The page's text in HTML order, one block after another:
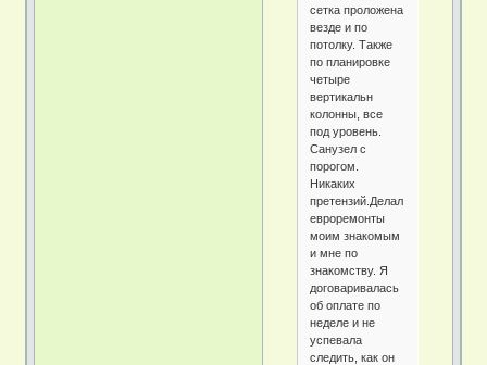
сетка проложена
везде и по
потолку. Также
по планировке
четыре
вертикальн
колонны, все
под уровень.
Санузел с
порогом.
Никаких
претензий.Делал
евроремонты
моим знакомым
и мне по
знакомству. Я
договаривалась
об оплате по
неделе и не
успевала
следить, как он